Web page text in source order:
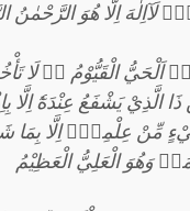
لَآاِلٰهَ اِلَّا هُوَ الرَّحْمٰنُ
هُوَۚ اَلْحَيُّ الْقَيُّوْمُ ەۚ
الَّذِيْ يَشْفَعُ عِنْدَهٗٓ اِلَّا
مِّنْ عِلْمِهٖٓ اِلَّا
وَهُوَ الْعَلِيُّ الْعَظِيْمُ